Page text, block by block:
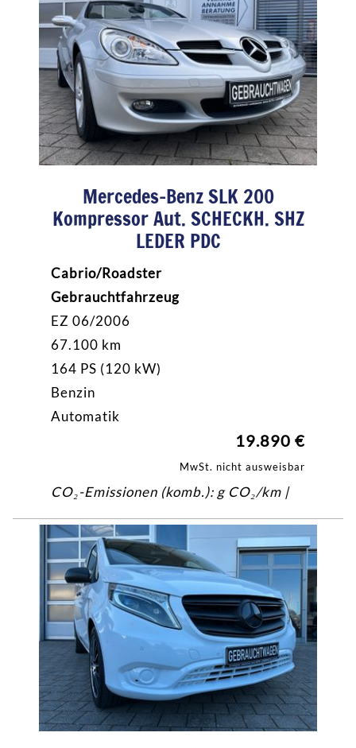
Mercedes-Benz SLK 200
Kompressor Aut. SCHECKH. SHZ
LEDER PDC
Cabrio/Roadster
Gebrauchtfahrzeug
EZ 06/2006
67.100 km
164 PS (120 kW)
Benzin
Automatik
19.890 €
MwSt. nicht ausweisbar
CO₂-Emissionen (komb.): g CO₂/km |